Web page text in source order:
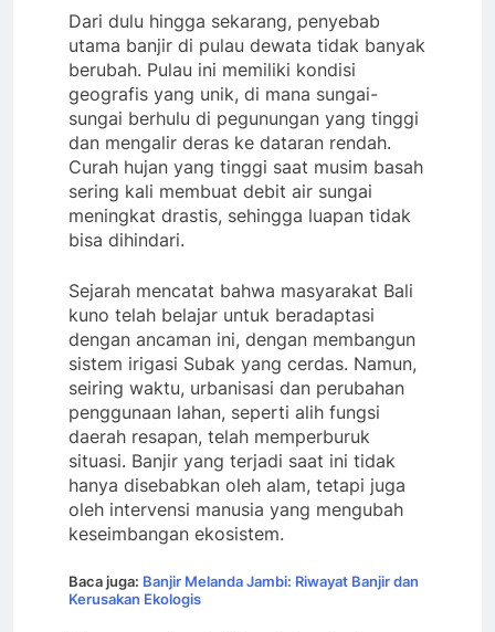
Dari dulu hingga sekarang, penyebab
utama banjir di pulau dewata tidak banyak
berubah. Pulau ini memiliki kondisi
geografis yang unik, di mana sungai-
sungai berhulu di pegunungan yang tinggi
dan mengalir deras ke dataran rendah.
Curah hujan yang tinggi saat musim basah
sering kali membuat debit air sungai
meningkat drastis, sehingga luapan tidak
bisa dihindari.
​Sejarah mencatat bahwa masyarakat Bali
kuno telah belajar untuk beradaptasi
dengan ancaman ini, dengan membangun
sistem irigasi Subak yang cerdas. Namun,
seiring waktu, urbanisasi dan perubahan
penggunaan lahan, seperti alih fungsi
daerah resapan, telah memperburuk
situasi. Banjir yang terjadi saat ini tidak
hanya disebabkan oleh alam, tetapi juga
oleh intervensi manusia yang mengubah
keseimbangan ekosistem.
Baca juga: Banjir Melanda Jambi: Riwayat Banjir dan
Kerusakan Ekologis